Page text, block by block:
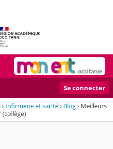
Se connecter
› Infirmerie et santé› Blog› Meilleurs